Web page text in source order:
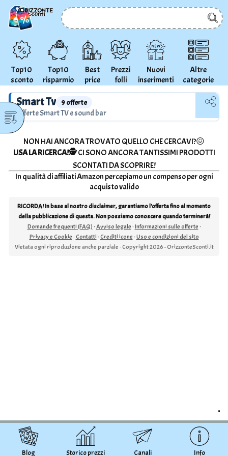
Top10
sconto
Top10
risparmio
Best
price
Prezzi
folli
Nuovi
inserimenti
Altre
categorie
Blog Storico prezzi Canali Info
Smart Tv 9 offerte
Offerte Smart TV e sound bar
NON HAI ANCORA TROVATO QUELLO CHE CERCAVI?😖
USA LA RICERCA!🕵CI SONO ANCORA TANTISSIMI PRODOTTI
SCONTATI DA SCOPRIRE!
In qualità di affiliati Amazon percepiamo un compenso per ogni
acquisto valido
RICORDA! In base al nostro disclaimer, garantiamo l'offerta fino al momento
della pubblicazione di questa. Non possiamo conoscere quando terminerà!
Domande frequenti (FAQ)·Avviso legale·Informazioni sulle offerte·
Privacy e Cookie·Contatti·Crediti icone·Uso e condizioni del sito
Vietata ogni riproduzione anche parziale · Copyright 2026 - OrizzonteSconti.it